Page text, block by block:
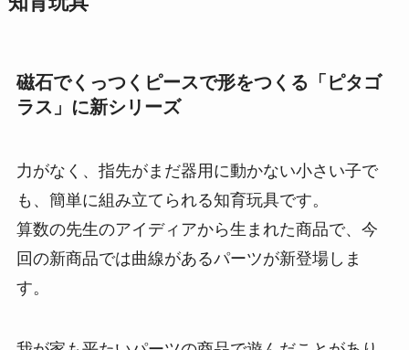
磁石でくっつくピースで形をつくる「ピタゴ
ラス」に新シリーズ
力がなく、指先がまだ器用に動かない小さい子で
も、簡単に組み立てられる知育玩具です。
算数の先生のアイディアから生まれた商品で、今
回の新商品では曲線があるパーツが新登場しま
す。